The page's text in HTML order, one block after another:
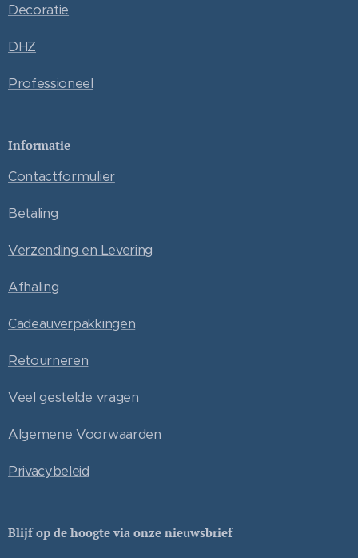
Decoratie
DHZ
Professioneel
Informatie
Contactformulier
Betaling
Verzending en Levering
Afhaling
Cadeauverpakkingen
Retourneren
Veel gestelde vragen
Algemene Voorwaarden
Privacybeleid
Blijf op de hoogte via onze nieuwsbrief